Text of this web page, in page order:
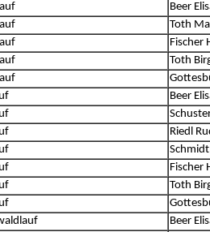
Beer
Toth
Fischer
Toth
Beer
Riedl
Fischer
Toth
Beer